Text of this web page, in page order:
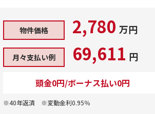
物件価格 2,780 万円
月々支払い例 69,611 円
頭金0円/ボーナス払い0円
※40年返済 ※変動金利0.95％